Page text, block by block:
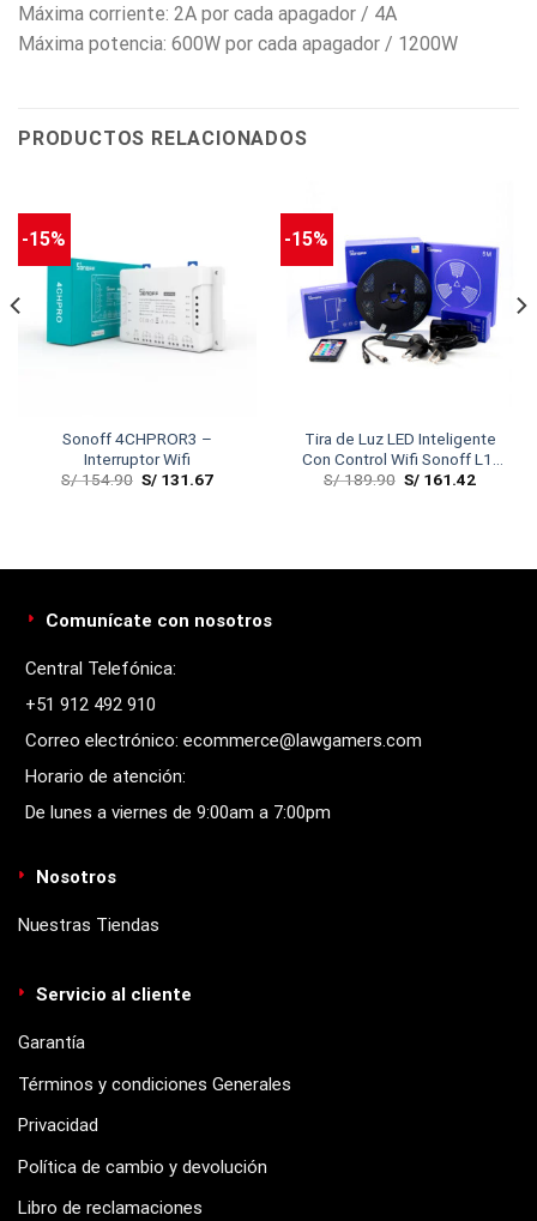
Máxima corriente: 2A por cada apagador / 4A
Máxima potencia: 600W por cada apagador / 1200W
PRODUCTOS RELACIONADOS
-15%
Sonoff 4CHPROR3 –
Interruptor Wifi
S/154.90 S/ 131.67
-15%
Tira de Luz LED Inteligente
Con Control Wifi Sonoff L1-
5M
S/189.90 S/ 161.42
Comunícate con nosotros
Central Telefónica:
+51 912 492 910
Correo electrónico: ecommerce@lawgamers.com
Horario de atención:
De lunes a viernes de 9:00am a 7:00pm
Nosotros
Nuestras Tiendas
Servicio al cliente
Garantía
Términos y condiciones Generales
Privacidad
Política de cambio y devolución
Libro de reclamaciones